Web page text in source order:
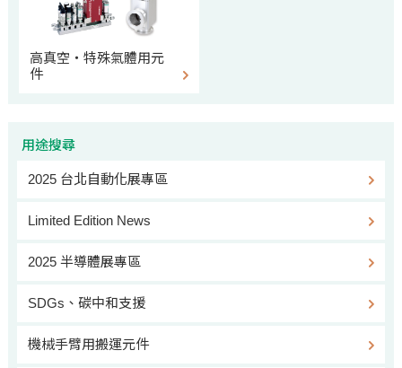
高真空‧特殊氣體用元
件
用途搜尋
2025 台北自動化展專區
Limited Edition News
2025 半導體展專區
SDGs、碳中和支援
機械手臂用搬運元件